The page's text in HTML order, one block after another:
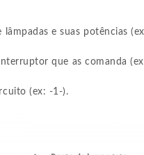
lâmpadas e suas potências
que as comanda
(ex: -1-).